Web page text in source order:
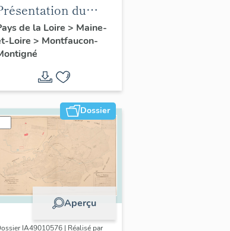
du
de la
de
Montfaucon-
de la Loire > Maine-
Loire > Montfaucon-
Dossier
Aperçu
IA49010576 | Réalisé par